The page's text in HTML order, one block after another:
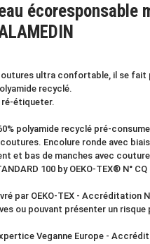
écoresponsable
ultra confortable, il se fait
recyclé.
étiqueter.
polyamide recyclé pré-
Encolure ronde avec
et bas de manches avec
100 by OEKO-TEX® N°
par OEKO-TEX - Accréditation
ou pouvant présenter un risque
Veganne Europe -